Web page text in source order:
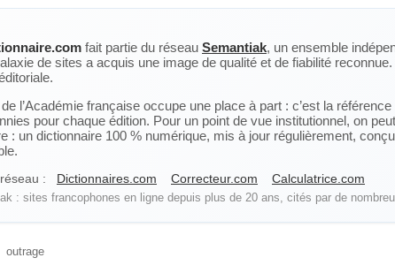
fait partie du réseau Semantiak, un ensemble
de sites a acquis une image de qualité et de fiabilité
l’Académie française occupe une place à part : c’est la
pour chaque édition. Pour un point de vue institutionnel, on
: un dictionnaire 100 % numérique, mis à jour régulièrement,
: Dictionnaires.com Correcteur.com Calculatrice.com
: sites francophones en ligne depuis plus de 20 ans, cités par de
outrage